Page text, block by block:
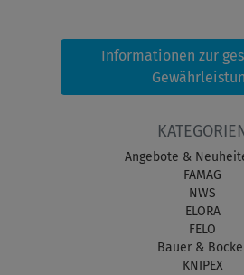
Informationen zur
Angebote &
FAMAG
NWS
ELORA
FELO
Bauer &
KNIPEX